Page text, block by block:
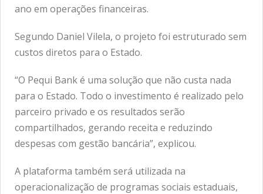
ano em operações financeiras.
Segundo Daniel Vilela, o projeto foi estruturado sem
custos diretos para o Estado.
“O Pequi Bank é uma solução que não custa nada
para o Estado. Todo o investimento é realizado pelo
parceiro privado e os resultados serão
compartilhados, gerando receita e reduzindo
despesas com gestão bancária”, explicou.
A plataforma também será utilizada na
operacionalização de programas sociais estaduais,